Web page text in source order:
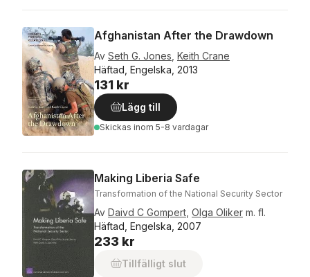
Afghanistan After the Drawdown
Av Seth G. Jones Keith Crane
Häftad, Engelska, 2013
131 kr
Lägg till
Skickas inom 5-8 vardagar
Making Liberia Safe
Transformation of the National Security Sector
Av Daivd C Gompert Olga Oliker m. fl.
Häftad, Engelska, 2007
233 kr
Tillfälligt slut